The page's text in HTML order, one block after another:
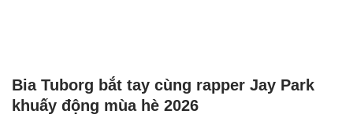
Bia Tuborg bắt tay cùng rapper Jay Park
khuấy động mùa hè 2026